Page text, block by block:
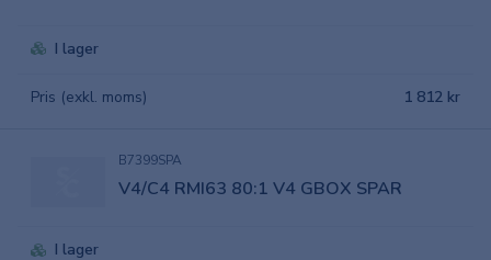
I lager
Pris (exkl. moms) 1 812 kr
B7399SPA
V4/C4 RMI63 80:1 V4 GBOX SPAR
I lager